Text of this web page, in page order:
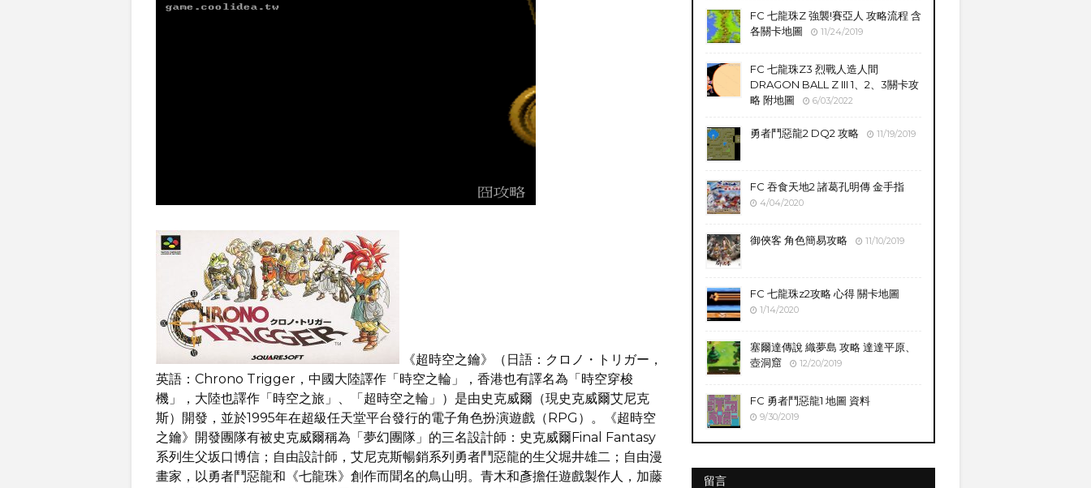
《超時空之鑰》（日語：クロノ・トリガー，
英語：Chrono Trigger，中國大陸譯作「時空之輪」，香港也有譯名為「時空穿梭
機」，大陸也譯作「時空之旅」、「超時空之輪」）是由史克威爾（現史克威爾艾尼克
斯）開發，並於1995年在超級任天堂平台發行的電子角色扮演遊戲（RPG）。《超時空
之鑰》開發團隊有被史克威爾稱為「夢幻團隊」的三名設計師：史克威爾Final Fantasy
系列生父坂口博信；自由設計師，艾尼克斯暢銷系列勇者鬥惡龍的生父堀井雄二；自由漫
畫家，以勇者鬥惡龍和《七龍珠》創作而聞名的鳥山明。青木和彥擔任遊戲製作人，加藤
FC 七龍珠Z 強襲!賽亞人 攻略流程 含
各關卡地圖
11/24/2019
FC 七龍珠Z3 烈戰人造人間
DRAGON BALL Z III 1、2、3關卡攻
略 附地圖
6/03/2022
勇者鬥惡龍2 DQ2 攻略 11/19/2019
FC 吞食天地2 諸葛孔明傳 金手指
4/04/2020
御俠客 角色簡易攻略 11/10/2019
FC 七龍珠z2攻略 心得 關卡地圖
1/14/2020
塞爾達傳說 織夢島 攻略 達達平原、
壺洞窟
12/20/2019
FC 勇者鬥惡龍1 地圖 資料
9/30/2019
留言